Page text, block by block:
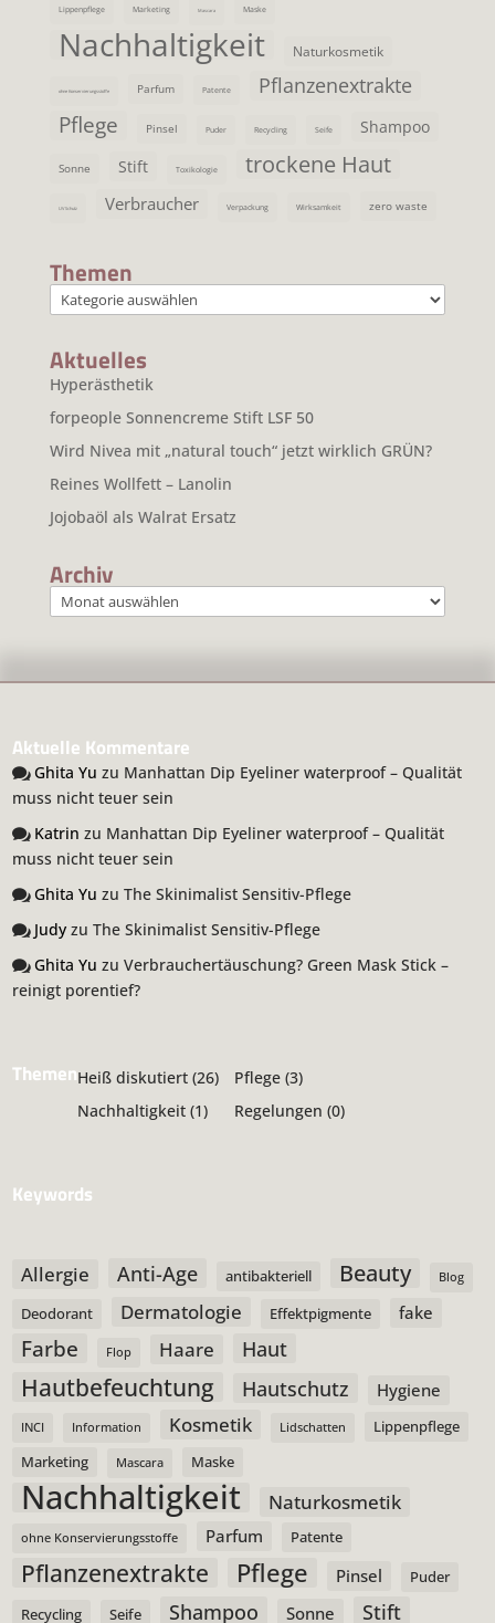
Lippenpflege Marketing Mascara Maske
Nachhaltigkeit Naturkosmetik
ohne Konservierungsstoffe Parfum Patente Pflanzenextrakte
Pflege Pinsel Puder Recycling Seife Shampoo
Sonne Stift Toxikologie trockene Haut
UV Schutz Verbraucher Verpackung Wirksamkeit zero waste
Themen
Themen
Aktuelles
Hyperästhetik
forpeople Sonnencreme Stift LSF 50
Wird Nivea mit „natural touch“ jetzt wirklich GRÜN?
Reines Wollfett – Lanolin
Jojobaöl als Walrat Ersatz
Archiv
Archiv
Aktuelle Kommentare
Ghita Yu zu Manhattan Dip Eyeliner waterproof – Qualität
muss nicht teuer sein
Katrin zu Manhattan Dip Eyeliner waterproof – Qualität
muss nicht teuer sein
Ghita Yu zuThe Skinimalist Sensitiv-Pflege
Judy zuThe Skinimalist Sensitiv-Pflege
Ghita Yu zuVerbrauchertäuschung? Green Mask Stick –
reinigt porentief?
ThemenHeiß diskutiert (26)
Nachhaltigkeit (1)
Pflege (3)
Regelungen (0)
Keywords
Allergie Anti-Age antibakteriell Beauty Blog
Deodorant Dermatologie Effektpigmente fake
Farbe Flop Haare Haut
Hautbefeuchtung Hautschutz Hygiene
INCI Information Kosmetik Lidschatten
Lippenpflege
Marketing
Mascara Maske
Nachhaltigkeit Naturkosmetik
ohne Konservierungsstoffe Parfum Patente
Pflanzenextrakte Pflege Pinsel
Puder
Recycling
Seife Shampoo Sonne Stift